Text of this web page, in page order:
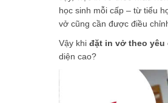
học sinh mỗi cấp – từ tiểu
vở cũng cần được điều
Vậy khi đặt in vở theo yêu
diện cao?